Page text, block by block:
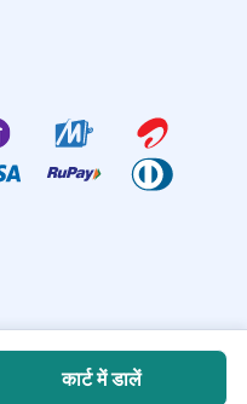
कार्ट में डालें